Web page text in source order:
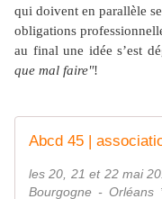
qui doivent en parallèle
obligations
au final une idée s’est
que mal faire"!
Abcd 45 |
les 20, 21 et 22 mai
Bourgogne - Orléans